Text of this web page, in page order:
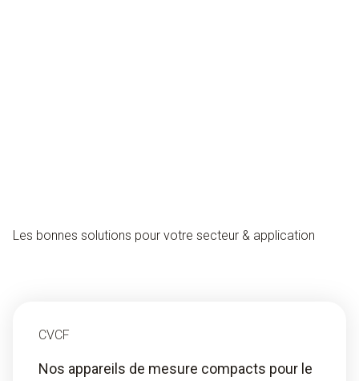
Les bonnes solutions pour votre secteur & application
CVCF
Nos appareils de mesure compacts pour le